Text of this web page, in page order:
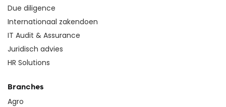
Due diligence
Internationaal zakendoen
IT Audit & Assurance
Juridisch advies
HR Solutions
Branches
Agro